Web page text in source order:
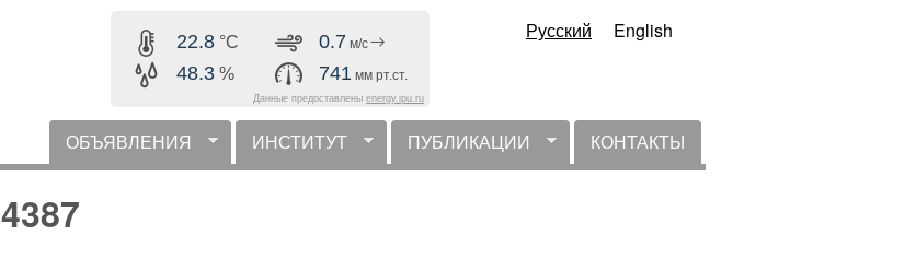
содержанию
22.8 °C
48.3 %
0.7 м/с
741 мм рт.ст.
Данные предоставлены energy.ipu.ru
Русский English
горизонтальное меню
ОБЪЯВЛЕНИЯ ИНСТИТУТ ПУБЛИКАЦИИ КОНТАКТЫ
4387